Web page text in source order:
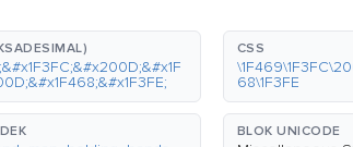
CSS
68\1F3FE
BLOK UNICODE